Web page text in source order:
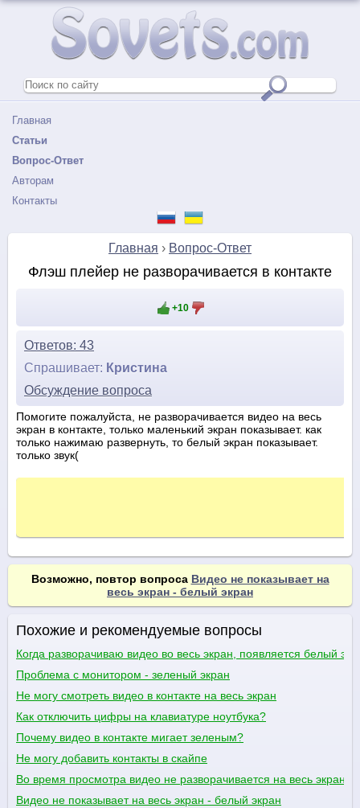
Главная
Статьи
Вопрос-Ответ
Авторам
Контакты
Главная › Вопрос-Ответ
Флэш плейер не разворачивается в контакте
+10
Ответов: 43
Спрашивает: Кристина
Обсуждение вопроса
Помогите пожалуйста, не разворачивается видео на весь
экран в контакте, только маленький экран показывает. как
только нажимаю развернуть, то белый экран показывает.
только звук(
Возможно, повтор вопроса Видео не показывает на
весь экран - белый экран
Похожие и рекомендуемые вопросы
Когда разворачиваю видео во весь экран, появляется белый
Проблема с монитором - зеленый экран
Не могу смотреть видео в контакте на весь экран
Как отключить цифры на клавиатуре ноутбука?
Почему видео в контакте мигает зеленым?
Не могу добавить контакты в скайпе
Во время просмотра видео не разворачивается на весь экран,
Видео не показывает на весь экран - белый экран